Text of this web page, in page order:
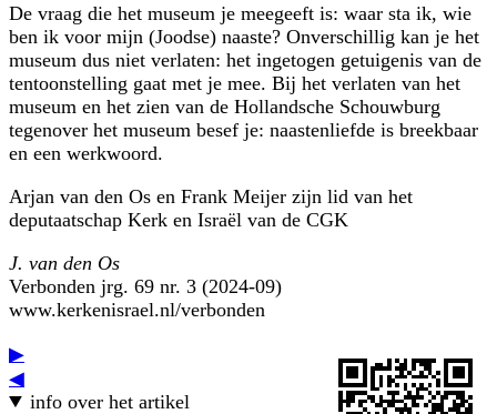
De vraag die het museum je meegeeft is: waar sta ik, wie
ben ik voor mijn (Joodse) naaste? Onverschillig kan je het
museum dus niet verlaten: het ingetogen getuigenis van de
tentoonstelling gaat met je mee. Bij het verlaten van het
museum en het zien van de Hollandsche Schouwburg
tegenover het museum besef je: naastenliefde is breekbaar
en een werkwoord.
Arjan van den Os en Frank Meijer zijn lid van het
deputaatschap Kerk en Israël van de CGK
J. van den Os
Verbonden jrg. 69 nr. 3 (2024-09)
www.kerkenisrael.nl/verbonden
▶
◀
info over het artikel